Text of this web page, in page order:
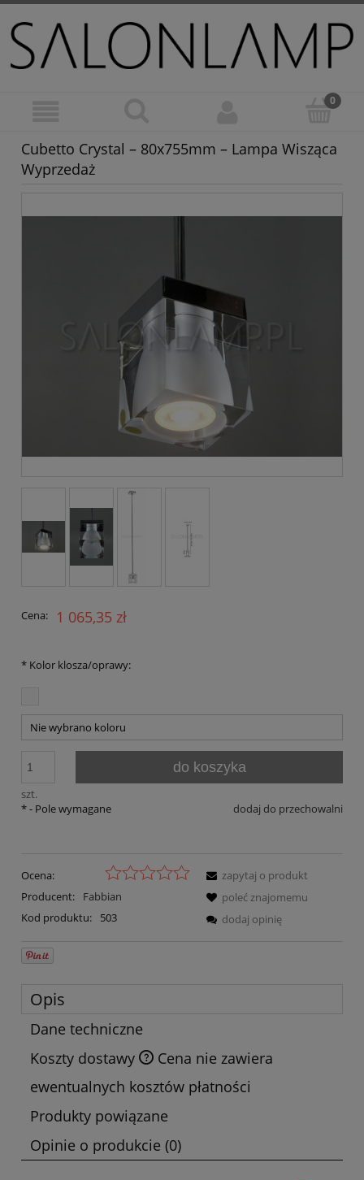
Cubetto Crystal – 80x755mm – Lampa Wisząca
Wyprzedaż
Cena: 1 065,35 zł
* Kolor klosza/oprawy:
szt.
do koszyka
dodaj do przechowalni
*- Pole wymagane
Ocena:
Producent:
Fabbian
Kod produktu:
503
zapytaj o produkt
poleć znajomemu
dodaj opinię
Opis
Dane techniczne
Koszty dostawy
Cena nie zawiera
ewentualnych kosztów płatności
Produkty powiązane
Opinie o produkcie (0)